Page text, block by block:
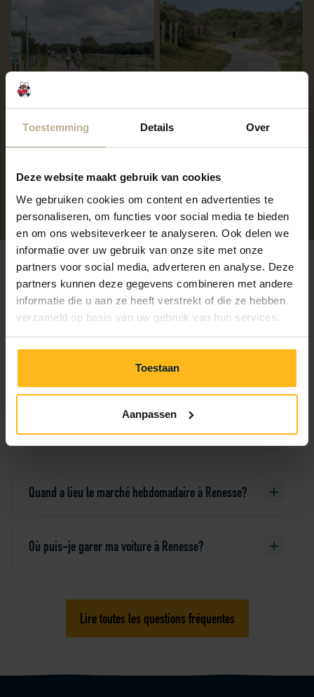
Toestemming Details Over
Deze website maakt gebruik van cookies
We gebruiken cookies om content en advertenties te
personaliseren, om functies voor social media te bieden
en om ons websiteverkeer te analyseren. Ook delen we
informatie over uw gebruik van onze site met onze
partners voor social media, adverteren en analyse. Deze
partners kunnen deze gegevens combineren met andere
informatie die u aan ze heeft verstrekt of die ze hebben
verzameld op basis van uw gebruik van hun services.
Toestaan
Aanpassen
FAQ sur Renesse
Vous avez une question? Vérifiez si votre réponse se
Nous serons ravis de vous aider!
Quelle est la distance jusqu’au centre de Renesse?
Quand a lieu le marché hebdomadaire à Renesse?
Où puis-je garer ma voiture à Renesse?
Lire toutes les questions fréquentes